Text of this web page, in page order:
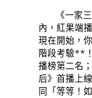
《一家
內，紅果端
現在開始，
階段考驗**
播榜第二名
后》首播上
同「等等！